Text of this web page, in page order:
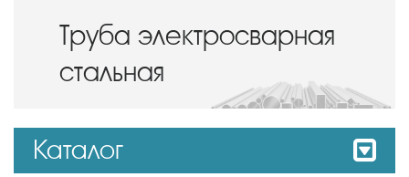
Труба электросварная
стальная
Каталог